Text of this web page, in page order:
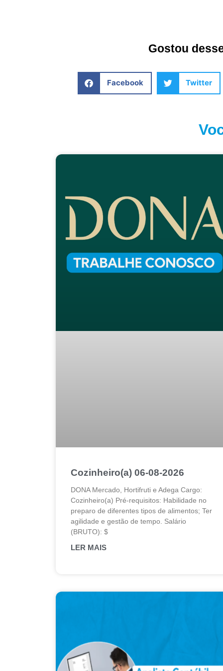
Gostou
Facebook Twitter
Cozinheiro(a) 06-08-2026
DONA Mercado, Hortifruti e Adega Cargo:
Cozinheiro(a) Pré-requisitos: Habilidade no
preparo de diferentes tipos de alimentos; Ter
agilidade e gestão de tempo. Salário
(BRUTO): $
LER MAIS